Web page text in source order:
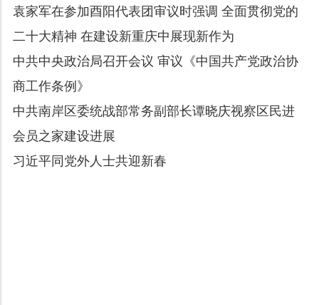
袁家军在参加酉阳代表团审议时强调 全面贯彻党的
二十大精神 在建设新重庆中展现新作为
中共中央政治局召开会议 审议《中国共产党政治协
商工作条例》
中共南岸区委统战部常务副部长谭晓庆视察区民进
会员之家建设进展
习近平同党外人士共迎新春